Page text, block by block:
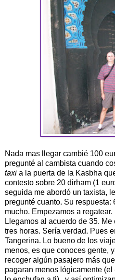
Nada mas llegar cambié 100
pregunté al cambista cuando
taxi a la puerta de la Kasbha
contesto sobre 20 dirham (1
seguida me abordó un taxista,
pregunté cuanto. Su respuesta:
mucho. Empezamos a
Llegamos al acuerdo de 35.
tres horas. Sería verdad. Pues
Tangerina. Lo bueno de los
menos, es que conoces gente,
recoger algún pasajero más
pagaran menos lógicamente